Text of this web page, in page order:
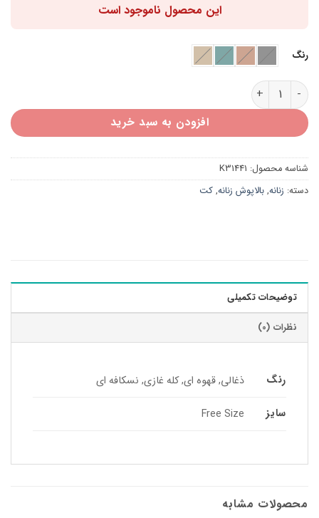
این محصول ناموجود است
رنگ
کت کراپ فوتر یقه انگلیسی K31441 عدد
افزودن به سبد خرید
شناسه محصول: K31441
دسته: زنانه, بالاپوش زنانه, کت
توضیحات تکمیلی
نظرات (0)
رنگ ذغالی, قهوه ای, کله غازی, نسکافه ای
سایز Free Size
محصولات مشابه